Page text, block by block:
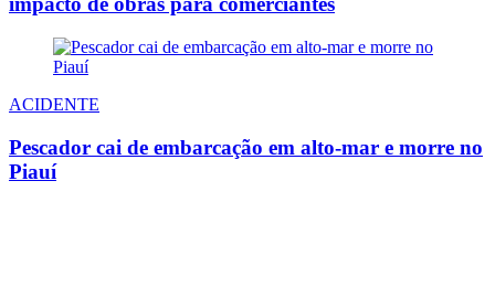
ACIDENTE
Pescador cai de embarcação em alto-mar e morre no
Piauí